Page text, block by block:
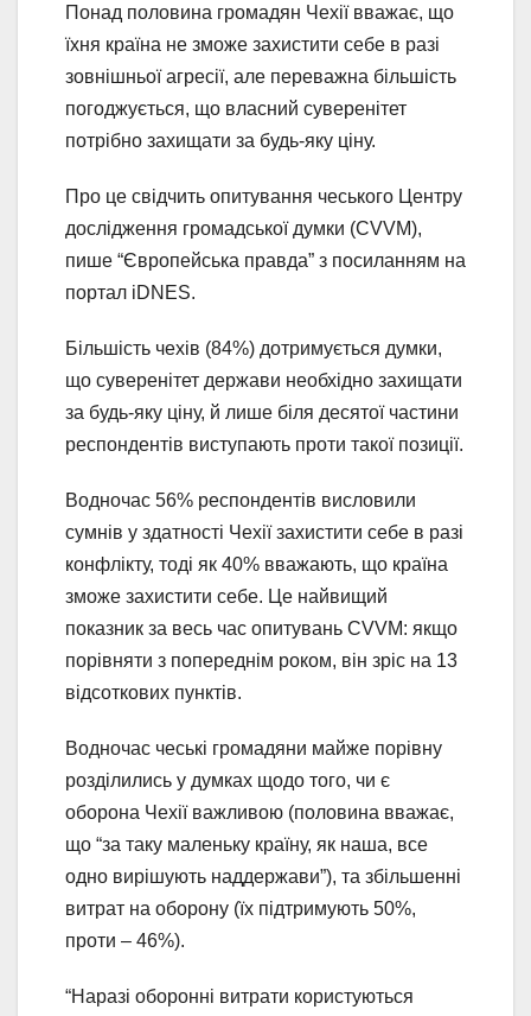
Понад половина громадян Чехії вважає, що
їхня країна не зможе захистити себе в разі
зовнішньої агресії, але переважна більшість
погоджується, що власний суверенітет
потрібно захищати за будь-яку ціну.
Про це свідчить опитування чеського Центру
дослідження громадської думки (CVVM),
пише “Європейська правда” з посиланням на
портал iDNES.
Більшість чехів (84%) дотримується думки,
що суверенітет держави необхідно захищати
за будь-яку ціну, й лише біля десятої частини
респондентів виступають проти такої позиції.
Водночас 56% респондентів висловили
сумнів у здатності Чехії захистити себе в разі
конфлікту, тоді як 40% вважають, що країна
зможе захистити себе. Це найвищий
показник за весь час опитувань CVVM: якщо
порівняти з попереднім роком, він зріс на 13
відсоткових пунктів.
Водночас чеські громадяни майже порівну
розділились у думках щодо того, чи є
оборона Чехії важливою (половина вважає,
що “за таку маленьку країну, як наша, все
одно вирішують наддержави”), та збільшенні
витрат на оборону (їх підтримують 50%,
проти – 46%).
“Наразі оборонні витрати користуються